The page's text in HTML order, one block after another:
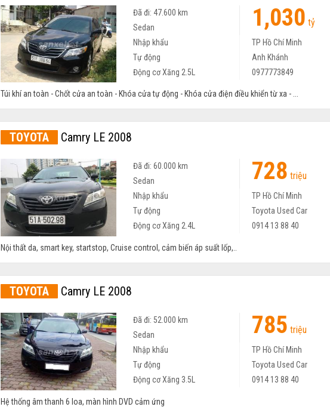
Đã đi: 47.600 km 1,030 tỷ
Sedan
Nhập khẩu
TP Hồ Chí Minh
Tự động
Anh Khánh
Động cơ Xăng 2.5L
0977773849
Túi khí an toàn - Chốt cửa an toàn - Khóa cửa tự động - Khóa cửa điện điều khiển từ xa - ...
TOYOTA Camry LE 2008
Đã đi: 60.000 km 728 triệu
Sedan
Nhập khẩu
TP Hồ Chí Minh
Tự động
Toyota Used Car
Động cơ Xăng 2.4L
0914 13 88 40
Nội thất da, smart key, startstop, Cruise control, cảm biến áp suất lốp,..
TOYOTA Camry LE 2008
Đã đi: 52.000 km 785 triệu
Sedan
Nhập khẩu
TP Hồ Chí Minh
Tự động
Toyota Used Car
Động cơ Xăng 3.5L
0914 13 88 40
Hệ thống âm thanh 6 loa, màn hình DVD cảm ứng